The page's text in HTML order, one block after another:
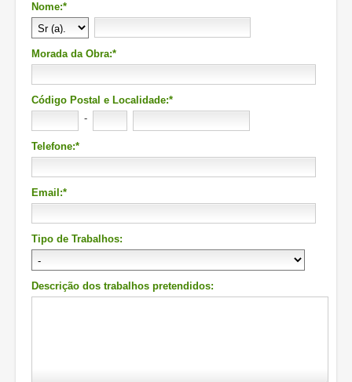
Nome:*
Morada da Obra:*
Código Postal e Localidade:*
-
Telefone:*
Email:*
Tipo de Trabalhos:
Descrição dos trabalhos pretendidos: